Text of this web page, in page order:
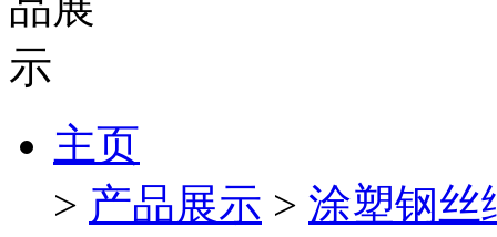
主页
> 产品展示 > 涂塑钢丝